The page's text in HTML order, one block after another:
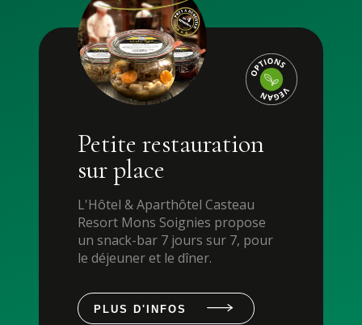
Petite restauration
sur place
L'Hôtel & Aparthôtel Casteau
Resort Mons Soignies propose
un snack-bar 7 jours sur 7, pour
le déjeuner et le dîner.
PLUS D'INFOS